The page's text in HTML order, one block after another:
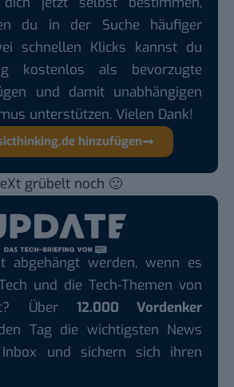
du in der Suche häufiger
schnellen Klicks kannst du
kostenlos als bevorzugte
und damit unabhängigen
unterstützen. Vielen Dank!
hinzufügen
grübelt noch 🙂
abgehängt werden, wenn es
und die Tech-Themen von
Über 12.000 Vordenker
Tag die wichtigsten News
und sichern sich ihren